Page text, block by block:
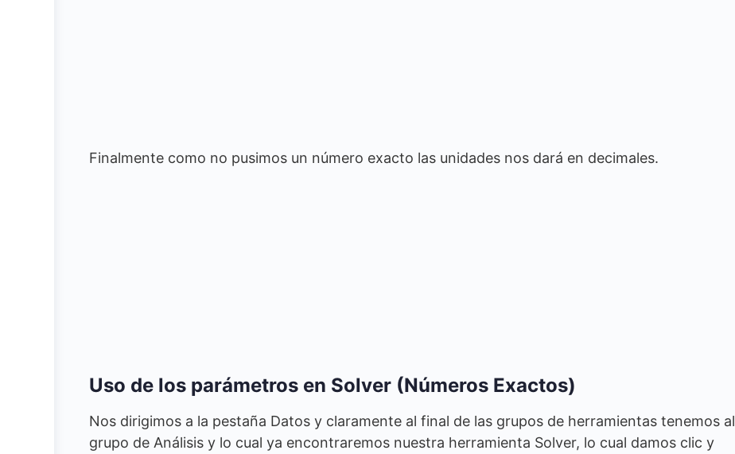
Finalmente como no pusimos un número exacto las unidades nos dará en decimales.
Uso de los parámetros en Solver (Números Exactos)
Nos dirigimos a la pestaña Datos y claramente al final de las grupos de herramientas tenemos al
grupo de Análisis y lo cual ya encontraremos nuestra herramienta Solver, lo cual damos clic y